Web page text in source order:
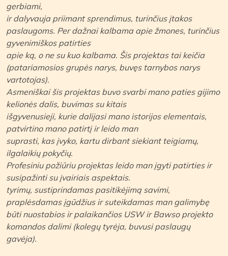
gerbiami,
ir dalyvauja priimant sprendimus, turinčius įtakos
paslaugoms. Per dažnai kalbama apie žmones, turinčius
gyvenimiškos patirties
apie ką, o ne su kuo kalbama. Šis projektas tai keičia
(patariamosios grupės narys, buvęs tarnybos narys
vartotojas).
Asmeniškai šis projektas buvo svarbi mano paties gijimo
kelionės dalis, buvimas su kitais
išgyvenusieji, kurie dalijasi mano istorijos elementais,
patvirtino mano patirtį ir leido man
suprasti, kas įvyko, kartu dirbant siekiant teigiamų,
ilgalaikių pokyčių.
Profesiniu požiūriu projektas leido man įgyti patirties ir
susipažinti su įvairiais aspektais.
tyrimų, sustiprindamas pasitikėjimą savimi,
praplėsdamas įgūdžius ir suteikdamas man galimybę
būti nuostabios ir palaikančios USW ir Bawso projekto
komandos dalimi (kolegų tyrėja, buvusi paslaugų
gavėja).